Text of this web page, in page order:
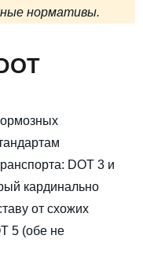
нормативы.
DOT 3 и
кардинально
от схожих
5 (обе не